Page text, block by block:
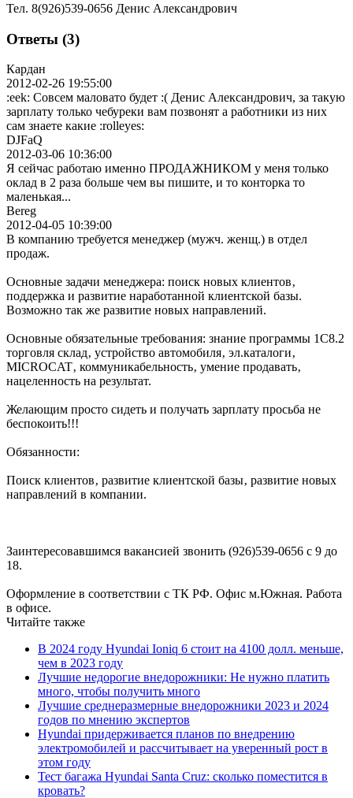
Тел. 8(926)539-0656 Денис Александрович
Ответы (3)
Кардан
2012-02-26 19:55:00
:eek: Совсем маловато будет :( Денис Александрович, за такую
зарплату только чебуреки вам позвонят а работники из них
сам знаете какие :rolleyes:
DJFaQ
2012-03-06 10:36:00
Я сейчас работаю именно ПРОДАЖНИКОМ у меня только
оклад в 2 раза больше чем вы пишите, и то конторка то
маленькая...
Bereg
2012-04-05 10:39:00
В компанию требуется менеджер (мужч. женщ.) в отдел
продаж.
Основные задачи менеджера: поиск новых клиентов‚
поддержка и развитие наработанной клиентской базы.
Возможно так же развитие новых направлений.
Основные обязательные требования: знание программы 1С8.2
торговля склад‚ устройство автомобиля‚ эл.каталоги‚
MICROCAT‚ коммуникабельность‚ умение продавать‚
нацеленность на результат.
Желающим просто сидеть и получать зарплату просьба не
беспокоить!!!
Обязанности:
Поиск клиентов‚ развитие клиентской базы‚ развитие новых
направлений в компании.
Заинтересовавшимся вакансией звонить (926)539-0656 с 9 до
18.
Оформление в соответствии с ТК РФ. Офис м.Южная. Работа
в офисе.
Читайте также
В 2024 году Hyundai Ioniq 6 стоит на 4100 долл. меньше,
чем в 2023 году
Лучшие недорогие внедорожники: Не нужно платить
много, чтобы получить много
Лучшие среднеразмерные внедорожники 2023 и 2024
годов по мнению экспертов
Hyundai придерживается планов по внедрению
электромобилей и рассчитывает на уверенный рост в
этом году
Тест багажа Hyundai Santa Cruz: сколько поместится в
кровать?